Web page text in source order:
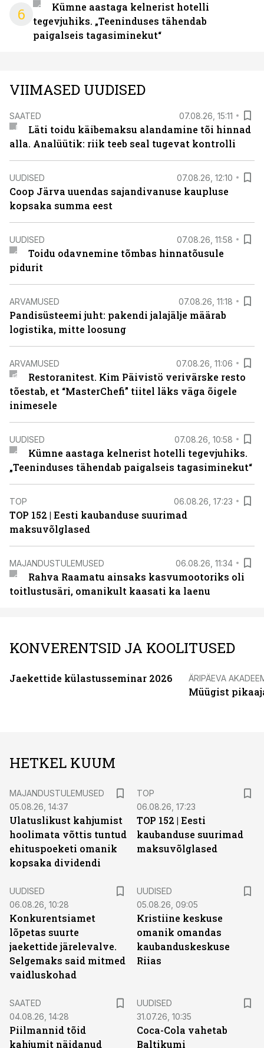
6
Kümne aastaga kelnerist hotelli
tegevjuhiks. „Teeninduses tähendab
paigalseis tagasiminekut“
VIIMASED UUDISED
SAATED 07.08.26, 15:11
Läti toidu käibemaksu alandamine tõi hinnad
alla. Analüütik: riik teeb seal tugevat kontrolli
UUDISED 07.08.26, 12:10
Coop Järva uuendas sajandivanuse kaupluse
kopsaka summa eest
UUDISED 07.08.26, 11:58
Toidu odavnemine tõmbas hinnatõusule
pidurit
ARVAMUSED 07.08.26, 11:18
Pandisüsteemi juht: pakendi jalajälje määrab
logistika, mitte loosung
ARVAMUSED 07.08.26, 11:06
Restoranitest. Kim Päivistö verivärske resto
tõestab, et “MasterChefi” tiitel läks väga õigele
inimesele
UUDISED 07.08.26, 10:58
Kümne aastaga kelnerist hotelli tegevjuhiks.
„Teeninduses tähendab paigalseis tagasiminekut“
TOP 06.08.26, 17:23
TOP 152 | Eesti kaubanduse suurimad
maksuvõlglased
MAJANDUSTULEMUSED 06.08.26, 11:34
Rahva Raamatu ainsaks kasvumootoriks oli
toitlustusäri, omanikult kaasati ka laenu
KONVERENTSID JA KOOLITUSED
Jaekettide külastusseminar 2026 ÄRIPÄEVA
Müügist
HETKEL KUUM
MAJANDUSTULEMUSED
05.08.26, 14:37
Ulatuslikust kahjumist
hoolimata võttis tuntud
ehituspoeketi omanik
kopsaka dividendi
TOP
06.08.26, 17:23
TOP 152 | Eesti
kaubanduse suurimad
maksuvõlglased
UUDISED
06.08.26, 10:28
Konkurentsiamet
lõpetas suurte
jaekettide järelevalve.
Selgemaks said mitmed
vaidluskohad
UUDISED
05.08.26, 09:05
Kristiine keskuse
omanik omandas
kaubanduskeskuse
Riias
SAATED
04.08.26, 14:28
Piilmannid tõid
kahjumit näidanud
UUDISED
31.07.26, 10:35
Coca-Cola vahetab
Baltikumi